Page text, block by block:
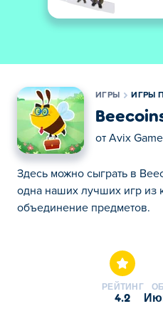
ИГРЫ
от Avix
Здесь можно сыграть в
одна наших лучших игр из
объединение предметов.
объединение предметов.
РЕЙТИНГ
4.2